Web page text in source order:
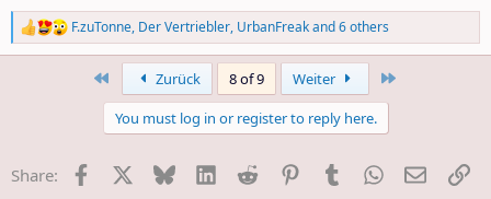
R
e
s
F.zuTonne, Der Vertriebler, UrbanFreakand 6 others
Zurück 8 of 9 Weiter
You must log in or register to reply here.
Share: Facebook Bluesky LinkedInReddit PinterestTumblrWhatsApp
E-Mail